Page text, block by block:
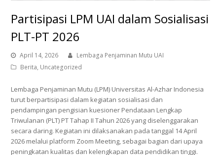
Partisipasi LPM UAI dalam Sosialisasi
PLT-PT 2026
April 14, 2026
Lembaga Penjaminan Mutu UAI
Berita, Uncategorized
Lembaga Penjaminan Mutu (LPM) Universitas Al-Azhar Indonesia
turut berpartisipasi dalam kegiatan sosialisasi dan
pendampingan pengisian kuesioner Pendataan Lengkap
Triwulanan (PLT) PT Tahap II Tahun 2026 yang diselenggarakan
secara daring. Kegiatan ini dilaksanakan pada tanggal 14 April
2026 melalui platform Zoom Meeting, sebagai bagian dari upaya
peningkatan kualitas dan kelengkapan data pendidikan tinggi.